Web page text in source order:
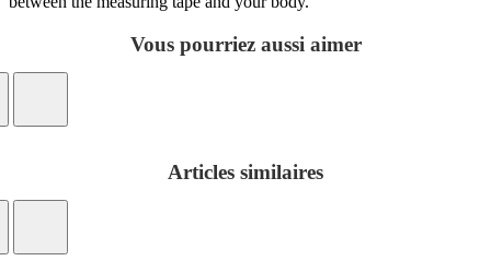
Vous pourriez aussi aimer
Articles similaires